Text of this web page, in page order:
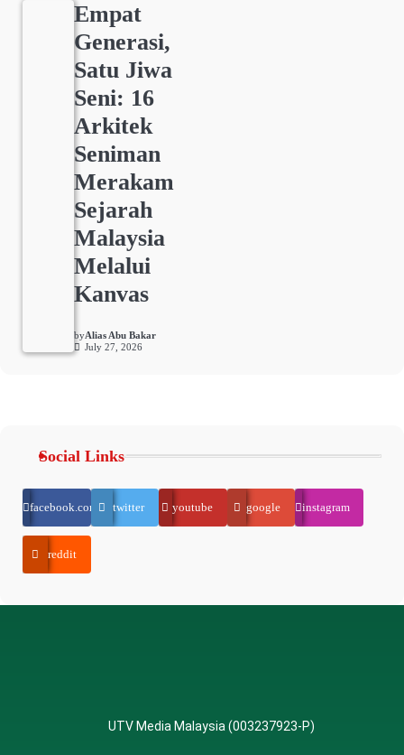
Empat
Generasi,
Satu Jiwa
Seni: 16
Arkitek
Seniman
Merakam
Sejarah
Malaysia
Melalui
Kanvas
byAlias Abu Bakar
July 27, 2026
Social Links
facebook.com twitter youtube google instagram
reddit
UTV Media Malaysia (003237923-P)